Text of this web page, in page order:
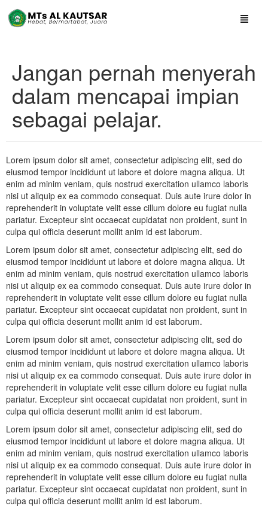
Jangan pernah menyerah
dalam mencapai impian
sebagai pelajar.
Lorem ipsum dolor sit amet, consectetur adipiscing elit, sed do
eiusmod tempor incididunt ut labore et dolore magna aliqua. Ut
enim ad minim veniam, quis nostrud exercitation ullamco laboris
nisi ut aliquip ex ea commodo consequat. Duis aute irure dolor in
reprehenderit in voluptate velit esse cillum dolore eu fugiat nulla
pariatur. Excepteur sint occaecat cupidatat non proident, sunt in
culpa qui officia deserunt mollit anim id est laborum.
Lorem ipsum dolor sit amet, consectetur adipiscing elit, sed do
eiusmod tempor incididunt ut labore et dolore magna aliqua. Ut
enim ad minim veniam, quis nostrud exercitation ullamco laboris
nisi ut aliquip ex ea commodo consequat. Duis aute irure dolor in
reprehenderit in voluptate velit esse cillum dolore eu fugiat nulla
pariatur. Excepteur sint occaecat cupidatat non proident, sunt in
culpa qui officia deserunt mollit anim id est laborum.
Lorem ipsum dolor sit amet, consectetur adipiscing elit, sed do
eiusmod tempor incididunt ut labore et dolore magna aliqua. Ut
enim ad minim veniam, quis nostrud exercitation ullamco laboris
nisi ut aliquip ex ea commodo consequat. Duis aute irure dolor in
reprehenderit in voluptate velit esse cillum dolore eu fugiat nulla
pariatur. Excepteur sint occaecat cupidatat non proident, sunt in
culpa qui officia deserunt mollit anim id est laborum.
Lorem ipsum dolor sit amet, consectetur adipiscing elit, sed do
eiusmod tempor incididunt ut labore et dolore magna aliqua. Ut
enim ad minim veniam, quis nostrud exercitation ullamco laboris
nisi ut aliquip ex ea commodo consequat. Duis aute irure dolor in
reprehenderit in voluptate velit esse cillum dolore eu fugiat nulla
pariatur. Excepteur sint occaecat cupidatat non proident, sunt in
culpa qui officia deserunt mollit anim id est laborum.